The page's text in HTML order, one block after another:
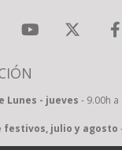
Lunes - jueves - 9.00h a
festivos, julio y agosto